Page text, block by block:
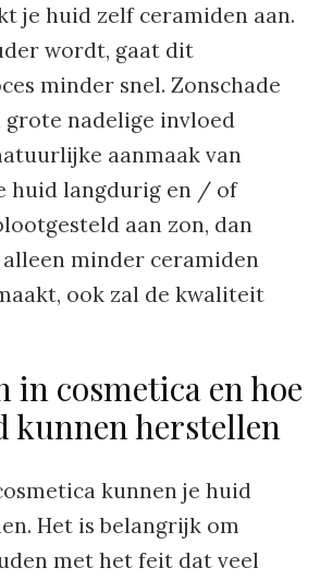
je huid zelf ceramiden aan.
wordt, gaat dit
minder snel. Zonschade
grote nadelige invloed
aanmaak van
huid langdurig en / of
aan zon, dan
minder ceramiden
ook zal de kwaliteit
in cosmetica en hoe
kunnen herstellen
kunnen je huid
Het is belangrijk om
met het feit dat veel